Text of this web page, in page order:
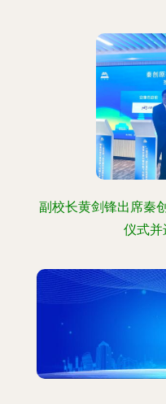
副校长黄剑锋出席秦
仪式并